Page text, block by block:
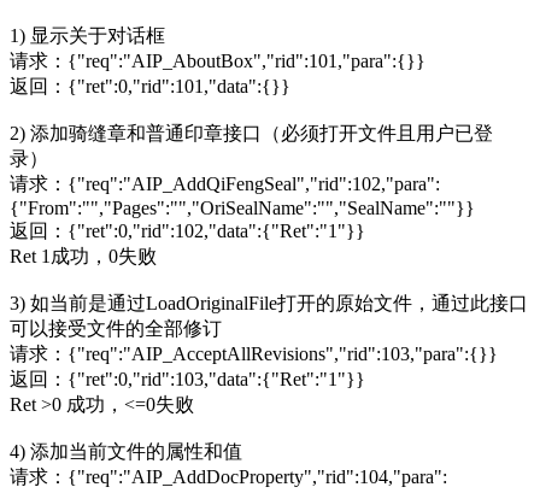
1) 显示关于对话框
请求：{"req":"AIP_AboutBox","rid":101,"para":{}}
返回：{"ret":0,"rid":101,"data":{}}
2) 添加骑缝章和普通印章接口（必须打开文件且用户已登
录）
请求：{"req":"AIP_AddQiFengSeal","rid":102,"para":
{"From":"","Pages":"","OriSealName":"","SealName":""}}
返回：{"ret":0,"rid":102,"data":{"Ret":"1"}}
Ret 1成功，0失败
3) 如当前是通过LoadOriginalFile打开的原始文件，通过此接口
可以接受文件的全部修订
请求：{"req":"AIP_AcceptAllRevisions","rid":103,"para":{}}
返回：{"ret":0,"rid":103,"data":{"Ret":"1"}}
Ret >0 成功，<=0失败
4) 添加当前文件的属性和值
请求：{"req":"AIP_AddDocProperty","rid":104,"para":